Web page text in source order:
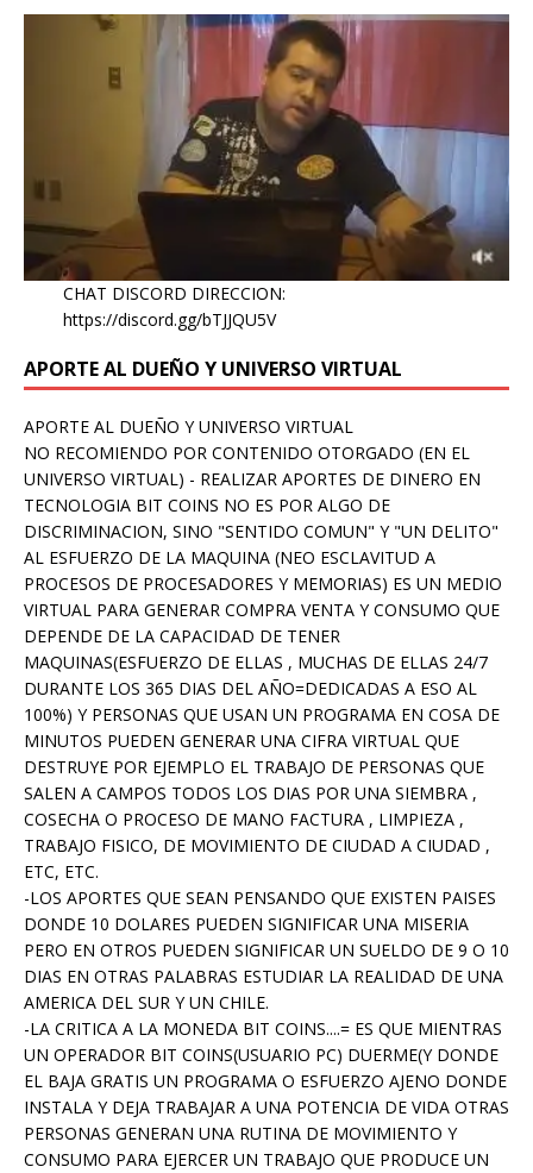
CHAT DISCORD DIRECCION:
https://discord.gg/bTJJQU5V
APORTE AL DUEÑO Y UNIVERSO VIRTUAL
APORTE AL DUEÑO Y UNIVERSO VIRTUAL
NO RECOMIENDO POR CONTENIDO OTORGADO (EN EL
UNIVERSO VIRTUAL) - REALIZAR APORTES DE DINERO EN
TECNOLOGIA BIT COINS NO ES POR ALGO DE
DISCRIMINACION, SINO "SENTIDO COMUN" Y "UN DELITO"
AL ESFUERZO DE LA MAQUINA (NEO ESCLAVITUD A
PROCESOS DE PROCESADORES Y MEMORIAS) ES UN MEDIO
VIRTUAL PARA GENERAR COMPRA VENTA Y CONSUMO QUE
DEPENDE DE LA CAPACIDAD DE TENER
MAQUINAS(ESFUERZO DE ELLAS , MUCHAS DE ELLAS 24/7
DURANTE LOS 365 DIAS DEL AÑO=DEDICADAS A ESO AL
100%) Y PERSONAS QUE USAN UN PROGRAMA EN COSA DE
MINUTOS PUEDEN GENERAR UNA CIFRA VIRTUAL QUE
DESTRUYE POR EJEMPLO EL TRABAJO DE PERSONAS QUE
SALEN A CAMPOS TODOS LOS DIAS POR UNA SIEMBRA ,
COSECHA O PROCESO DE MANO FACTURA , LIMPIEZA ,
TRABAJO FISICO, DE MOVIMIENTO DE CIUDAD A CIUDAD ,
ETC, ETC.
-LOS APORTES QUE SEAN PENSANDO QUE EXISTEN PAISES
DONDE 10 DOLARES PUEDEN SIGNIFICAR UNA MISERIA
PERO EN OTROS PUEDEN SIGNIFICAR UN SUELDO DE 9 O 10
DIAS EN OTRAS PALABRAS ESTUDIAR LA REALIDAD DE UNA
AMERICA DEL SUR Y UN CHILE.
-LA CRITICA A LA MONEDA BIT COINS....= ES QUE MIENTRAS
UN OPERADOR BIT COINS(USUARIO PC) DUERME(Y DONDE
EL BAJA GRATIS UN PROGRAMA O ESFUERZO AJENO DONDE
INSTALA Y DEJA TRABAJAR A UNA POTENCIA DE VIDA OTRAS
PERSONAS GENERAN UNA RUTINA DE MOVIMIENTO Y
CONSUMO PARA EJERCER UN TRABAJO QUE PRODUCE UN